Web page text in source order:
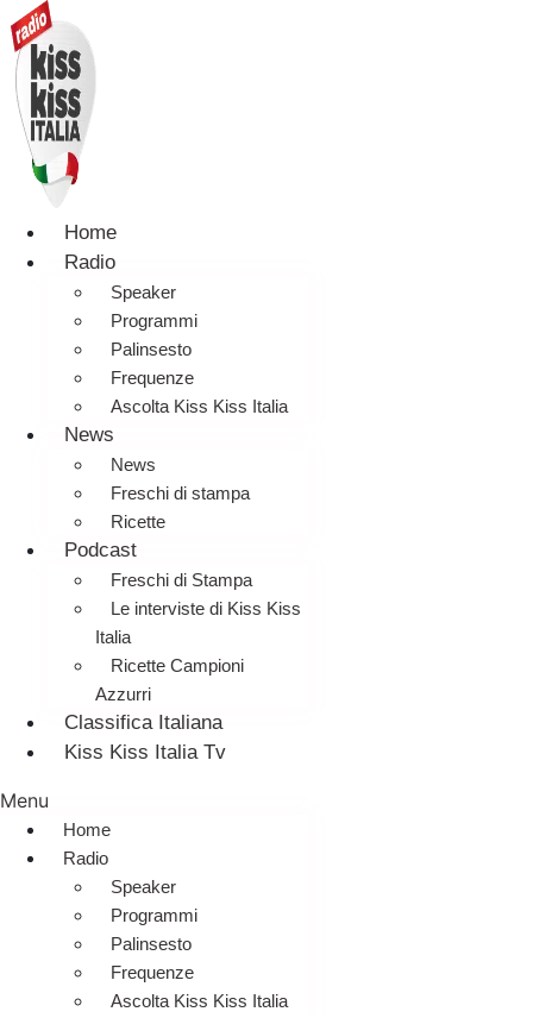
Home
Radio
Speaker
Programmi
Palinsesto
Frequenze
Ascolta Kiss Kiss Italia
News
News
Freschi di stampa
Ricette
Podcast
Freschi di Stampa
Le interviste di Kiss Kiss
Italia
Ricette Campioni
Azzurri
Classifica Italiana
Kiss Kiss Italia Tv
Menu
Home
Radio
Speaker
Programmi
Palinsesto
Frequenze
Ascolta Kiss Kiss Italia